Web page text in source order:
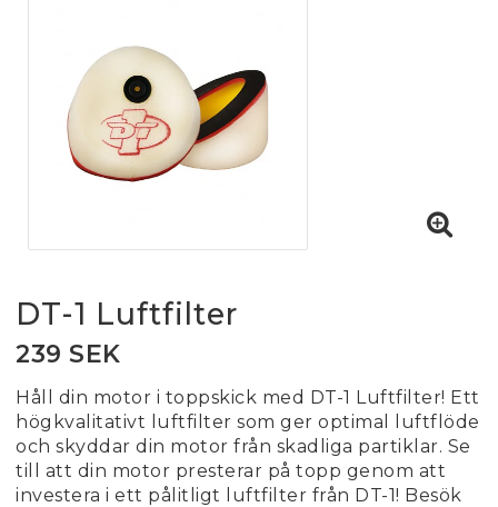
DT-1 Luftfilter
239 SEK
Håll din motor i toppskick med DT-1 Luftfilter! Ett
högkvalitativt luftfilter som ger optimal luftflöde
och skyddar din motor från skadliga partiklar. Se
till att din motor presterar på topp genom att
investera i ett pålitligt luftfilter från DT-1! Besök